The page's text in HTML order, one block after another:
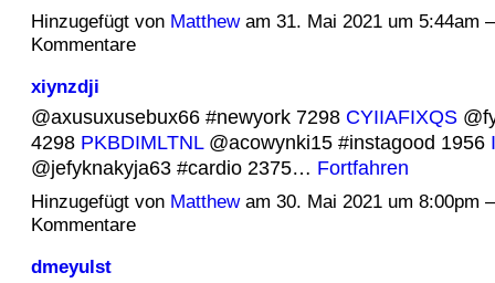
Hinzugefügt von Matthewam 31. Mai 2021 um 5:44am
Kommentare
xiynzdji
@axusuxusebux66 #newyork 7298 CYIIAFIXQS
4298 PKBDIMLTNL@acowynki15 #instagood 1956
@jefyknakyja63 #cardio 2375… Fortfahren
Hinzugefügt von Matthewam 30. Mai 2021 um 8:00pm
Kommentare
dmeyulst